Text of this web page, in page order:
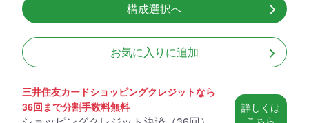
構成選択へ
お気に入りに追加
三井住友カードショッピングクレジットなら
36回まで分割手数料無料
詳しくは